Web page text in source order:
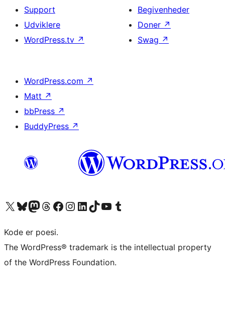
Support
Udviklere
WordPress.tv ↗
Begivenheder
Doner ↗
Swag ↗
WordPress.com ↗
Matt ↗
bbPress ↗
BuddyPress ↗
Besøg vores X (tidligere Twitter) konto
Besøg vores Bluesky-konto
Besøg vores Mastodon konto
Besøg vores Threads-konto
Besøg vores Facebook sideBesøg vores Instagram konto
Besøg vores LinkedIn konto
Besøg vores TikTok-konto
Besøg vores YouTube-kanalBesøg vores Tumblr-konto
Kode er poesi.
The WordPress® trademark is the intellectual property
of the WordPress Foundation.